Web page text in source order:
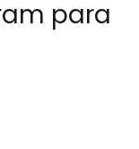
para